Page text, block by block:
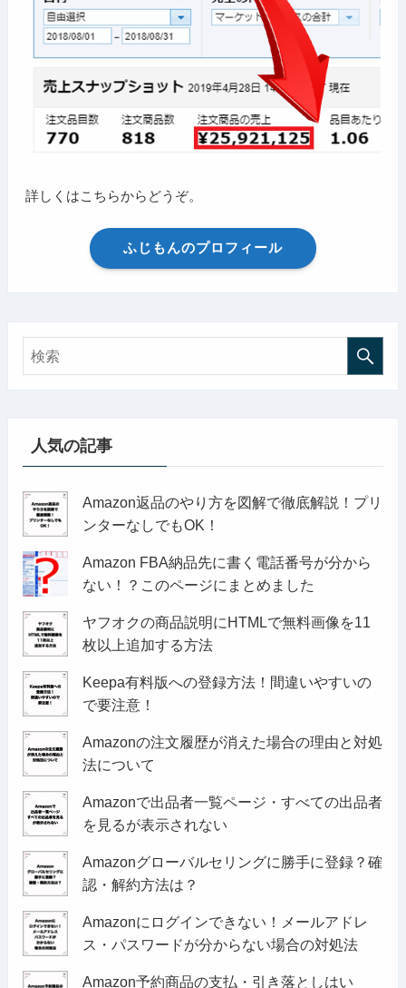
詳しくはこちらからどうぞ。
ふじもんのプロフィール
人気の記事
Amazon返品のやり方を図解で徹底解説！プリ
ンターなしでもOK！
Amazon FBA納品先に書く電話番号が分から
ない！？このページにまとめました
ヤフオクの商品説明にHTMLで無料画像を11
枚以上追加する方法
Keepa有料版への登録方法！間違いやすいの
で要注意！
Amazonの注文履歴が消えた場合の理由と対処
法について
Amazonで出品者一覧ページ・すべての出品者
を見るが表示されない
Amazonグローバルセリングに勝手に登録？確
認・解約方法は？
Amazonにログインできない！メールアドレ
ス・パスワードが分からない場合の対処法
Amazon予約商品の支払・引き落としはい